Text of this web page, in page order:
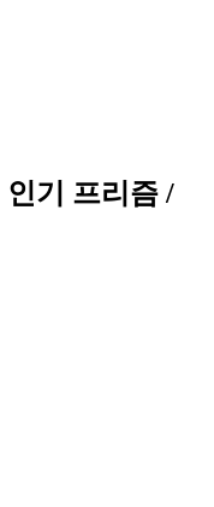
인기 프리즘 /